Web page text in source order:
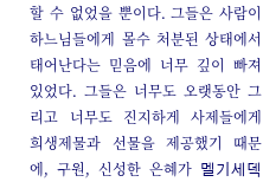
할 수 없었을 뿐이다. 그들은 사람이
하느님들에게 몰수 처분된 상태에서
태어난다는 믿음에 너무 깊이 빠져
있었다. 그들은 너무도 오랫동안 그
리고 너무도 진지하게 사제들에게
희생제물과 선물을 제공했기 때문
에, 구원, 신성한 은혜가
멜기세덱